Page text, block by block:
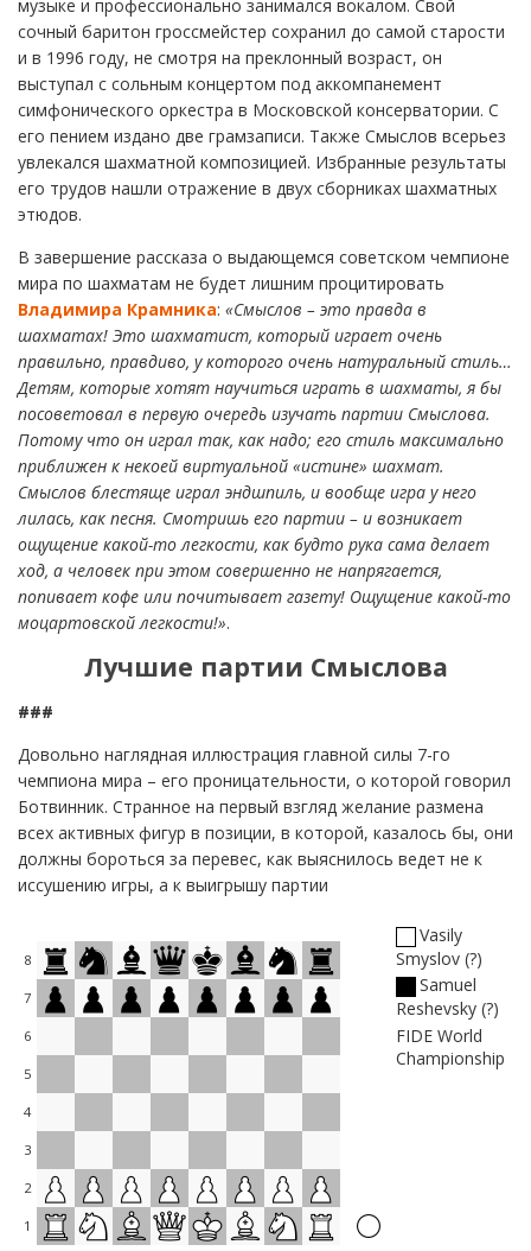
музыке и профессионально занимался вокалом. Свой
сочный баритон гроссмейстер сохранил до самой старости
и в 1996 году, не смотря на преклонный возраст, он
выступал с сольным концертом под аккомпанемент
симфонического оркестра в Московской консерватории. С
его пением издано две грамзаписи. Также Смыслов всерьез
увлекался шахматной композицией. Избранные результаты
его трудов нашли отражение в двух сборниках шахматных
этюдов.
В завершение рассказа о выдающемся советском чемпионе
мира по шахматам не будет лишним процитировать
Владимира Крамника: «Смыслов – это правда в
шахматах! Это шахматист, который играет очень
правильно, правдиво, у которого очень натуральный стиль…
Детям, которые хотят научиться играть в шахматы, я бы
посоветовал в первую очередь изучать партии Смыслова.
Потому что он играл так, как надо; его стиль максимально
приближен к некоей виртуальной «истине» шахмат.
Смыслов блестяще играл эндшпиль, и вообще игра у него
лилась, как песня. Смотришь его партии – и возникает
ощущение какой-то легкости, как будто рука сама делает
ход, а человек при этом совершенно не напрягается,
попивает кофе или почитывает газету! Ощущение какой-то
моцартовской легкости!».
Лучшие партии Смыслова
###
Довольно наглядная иллюстрация главной силы 7-го
чемпиона мира – его проницательности, о которой говорил
Ботвинник. Странное на первый взгляд желание размена
всех активных фигур в позиции, в которой, казалось бы, они
должны бороться за перевес, как выяснилось ведет не к
иссушению игры, а к выигрышу партии
8
7
6
5
4
3
2
1
Vasily
Smyslov ?
Samuel
Reshevsky ?
FIDE World
Championship